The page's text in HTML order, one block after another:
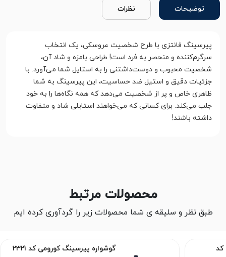
توضیحات نظرات
پیرسینگ فانتزی با طرح شخصیت عروسکی، یک انتخاب
سرگرم‌کننده و منحصر به فرد است! طراحی بامزه و شاد آن،
شخصیت محبوب و دوست‌داشتنی را به استایل شما می‌آورد. با
جزئیات دقیق و استیل ضد حساسیت، این پیرسینگ به شما
ظاهری خاص و پر از شخصیت می‌دهد که همه نگاه‌ها را به خود
جلب می‌کند. برای کسانی که می‌خواهند استایلی شاد و متفاوت
داشته باشند!
محصولات مرتبط
طبق نظر و سلیقه ی شما محصولات زیر را گردآوری کرده ایم
کد گوشواره پیرسینگ کورومی کد 2321